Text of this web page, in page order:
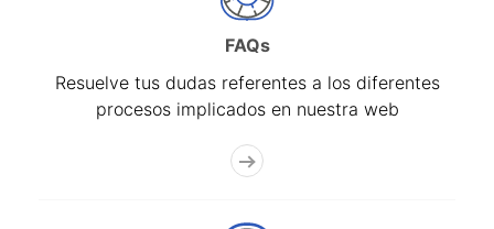
FAQs
Resuelve tus dudas referentes a los diferentes
procesos implicados en nuestra web